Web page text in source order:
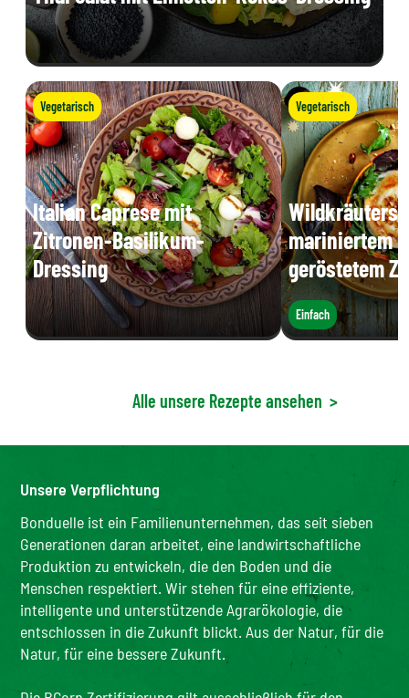
Vegetarisch
Italian Caprese mit
Zitronen-Basilikum-
Dressing
Vegetarisch
mariniertem
geröstetem
Einfach
Alle unsere Rezepte ansehen >
Unsere Verpflichtung
Bonduelle ist ein Familienunternehmen, das seit sieben
Generationen daran arbeitet, eine landwirtschaftliche
Produktion zu entwickeln, die den Boden und die
Menschen respektiert. Wir stehen für eine effiziente,
intelligente und unterstützende Agrarökologie, die
entschlossen in die Zukunft blickt. Aus der Natur, für die
Natur, für eine bessere Zukunft.